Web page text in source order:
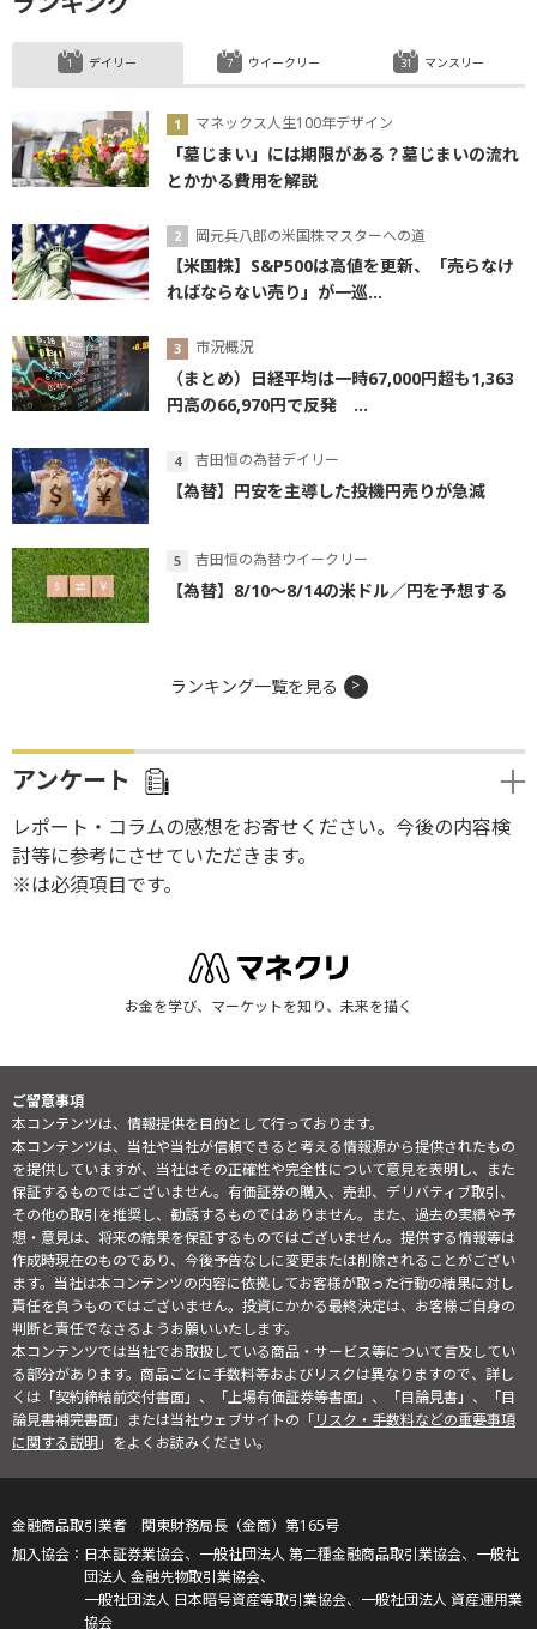
デイリー
マネックス人生100年デザイン
「墓じまい」には期限がある？墓じまいの流れ
とかかる費用を解説
岡元兵八郎の米国株マスターへの道
【米国株】S&P500は高値を更新、「売らなけ
ればならない売り」が一巡...
市況概況
（まとめ）日経平均は一時67,000円超も1,363
円高の66,970円で反発 ...
吉田恒の為替デイリー
【為替】円安を主導した投機円売りが急減
吉田恒の為替ウイークリー
【為替】8/10～8/14の米ドル／円を予想する
ウイークリー マンスリー
ランキング一覧を見る
アンケート
レポート・コラムの感想をお寄せください。今後の内容検
討等に参考にさせていただきます。
※は必須項目です。
お金を学び、マーケットを知り、未来を描く
ご留意事項
本コンテンツは、情報提供を目的として行っております。
本コンテンツは、当社や当社が信頼できると考える情報源から提供されたもの
を提供していますが、当社はその正確性や完全性について意見を表明し、また
保証するものではございません。有価証券の購入、売却、デリバティブ取引、
その他の取引を推奨し、勧誘するものではありません。また、過去の実績や予
想・意見は、将来の結果を保証するものではございません。提供する情報等は
作成時現在のものであり、今後予告なしに変更または削除されることがござい
ます。当社は本コンテンツの内容に依拠してお客様が取った行動の結果に対し
責任を負うものではございません。投資にかかる最終決定は、お客様ご自身の
判断と責任でなさるようお願いいたします。
本コンテンツでは当社でお取扱している商品・サービス等について言及してい
る部分があります。商品ごとに手数料等およびリスクは異なりますので、詳し
くは「契約締結前交付書面」、「上場有価証券等書面」、「目論見書」、「目
論見書補完書面」または当社ウェブサイトの「リスク・手数料などの重要事項
に関する説明」をよくお読みください。
金融商品取引業者 関東財務局長（金商）第165号
日本証券業協会、一般社団法人 第二種金融商品取引業協会、一般社
団法人 金融先物取引業協会、
一般社団法人 日本暗号資産等取引業協会、一般社団法人 資産運用業
協会